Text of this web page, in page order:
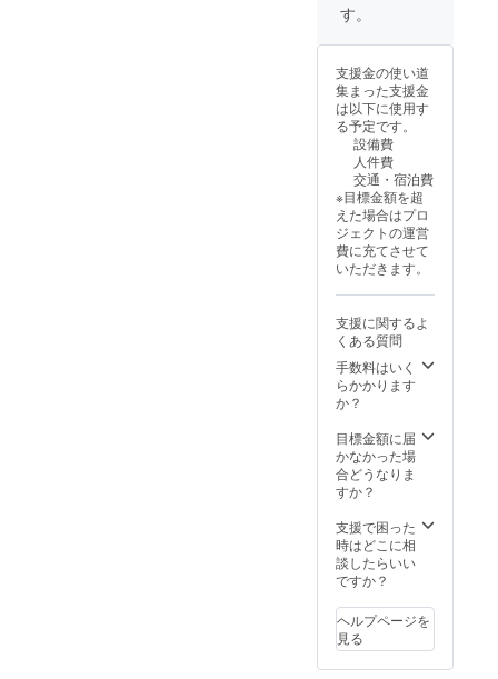
洋の着
サイズ
になり
ます。
す。
支援金の使い道
集まった支援金
は以下に使用す
る予定です。
設備費
人件費
交通・宿泊費
※目標金額を超
えた場合はプロ
ジェクトの運営
費に充てさせて
いただきます。
支援に関するよ
くある質問
手数料はいく
らかかります
か？
目標金額に届
かなかった場
合どうなりま
すか？
支援で困った
時はどこに相
談したらいい
ですか？
ヘルプページを
見る